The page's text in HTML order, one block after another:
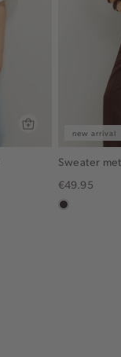
new arrival
Sweater
€49.95
choco